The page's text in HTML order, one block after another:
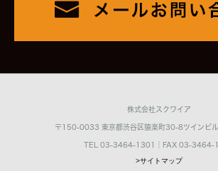
株式会社スクワイア
〒150-0033 東京都渋谷区猿楽町30-8ツインビ
TEL 03-3464-1301｜FAX 03-3464-
>サイトマップ